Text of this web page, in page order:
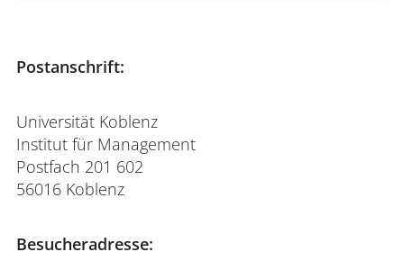
Postanschrift:
Universität Koblenz
Institut für Management
Postfach 201 602
56016 Koblenz
Besucheradresse: